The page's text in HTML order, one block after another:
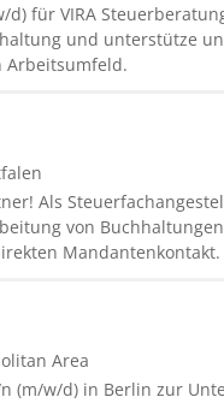
für VIRA
und unterstütze
Arbeitsumfeld.
Als
von
Mandantenkontakt.
Area
(m/w/d) in Berlin zur